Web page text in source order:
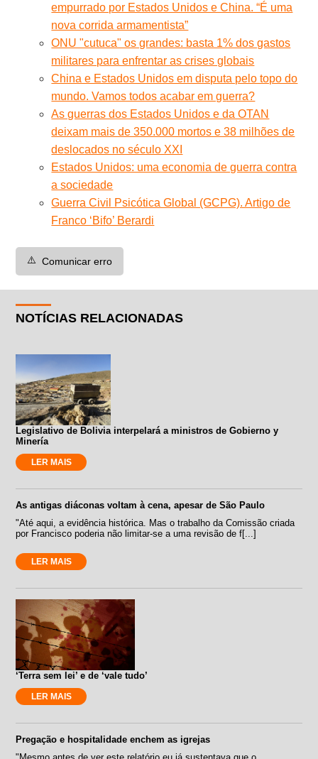
empurrado por Estados Unidos e China. “É uma
nova corrida armamentista”
ONU "cutuca" os grandes: basta 1% dos gastos
militares para enfrentar as crises globais
China e Estados Unidos em disputa pelo topo do
mundo. Vamos todos acabar em guerra?
As guerras dos Estados Unidos e da OTAN
deixam mais de 350.000 mortos e 38 milhões de
deslocados no século XXI
Estados Unidos: uma economia de guerra contra
a sociedade
Guerra Civil Psicótica Global (GCPG). Artigo de
Franco ‘Bifo’ Berardi
⚠️ Comunicar erro
NOTÍCIAS RELACIONADAS
Legislativo de Bolivia interpelará a ministros de Gobierno y
Minería
LER MAIS
As antigas diáconas voltam à cena, apesar de São Paulo
"Até aqui, a evidência histórica. Mas o trabalho da Comissão criada
por Francisco poderia não limitar-se a uma revisão de f[...]
LER MAIS
‘Terra sem lei’ e de ‘vale tudo’
LER MAIS
Pregação e hospitalidade enchem as igrejas